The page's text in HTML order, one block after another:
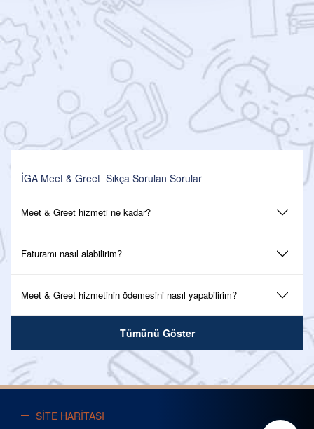
İGA Meet & Greet Sıkça Sorulan Sorular
Meet & Greet hizmeti ne kadar?
Faturamı nasıl alabilirim?
Meet & Greet hizmetinin ödemesini nasıl yapabilirim?
Tümünü Göster
SİTE HARİTASI